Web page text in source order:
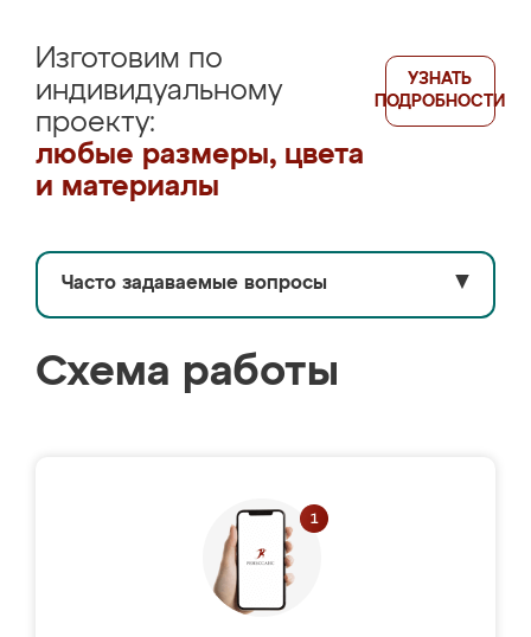
Изготовим по
индивидуальному
проекту:
любые размеры, цвета
и материалы
УЗНАТЬ
ПОДРОБНОСТИ
Часто задаваемые вопросы ▼
Схема работы